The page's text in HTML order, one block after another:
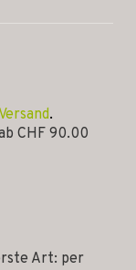
Versand.
CHF 90.00
Art: per